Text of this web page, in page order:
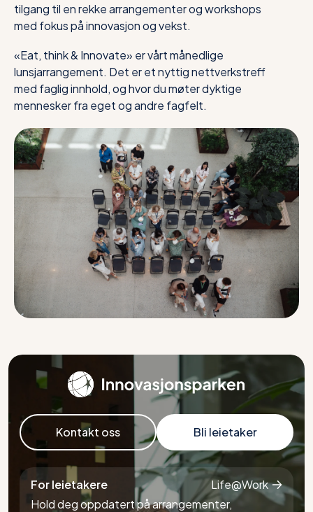
tilgang til en rekke arrangementer og workshops
med fokus på innovasjon og vekst.
«Eat, think & Innovate» er vårt månedlige
lunsjarrangement. Det er et nyttig nettverkstreff
med faglig innhold, og hvor du møter dyktige
mennesker fra eget og andre fagfelt.
Kontakt oss Bli leietaker
For leietakere
Life@Work
Hold deg oppdatert på arrangementer,